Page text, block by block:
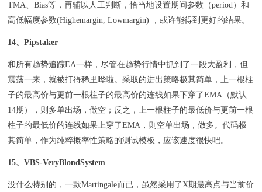
TMA、Bias等，再辅以人工判断，恰当地设置期间参数（period）和
高低幅度参数(Highemargin, Lowmargin) ，或许能得到更好的结果。
14、Pipstaker
和所有趋势追踪EA一样，尽管在趋势行情中抓到了一段大盈利，但
震荡一来，就被打得稀里哗啦。采取的进出策略极其简单，上一根柱
子的最高价与更前一根柱子的最高价的连线如果下穿了EMA（默认
14期），则多单出场，做空；反之，上一根柱子的最低价与更前一根
柱子的最低价的连线如果上穿了EMA，则空单出场，做多。代码极
其简单，作为纯粹概率性策略的测试模板，应该速度很快吧。
15、VBS-VeryBlondSystem
没什么特别的，一款Martingale而已，虽然采用了X期最高点与当前价